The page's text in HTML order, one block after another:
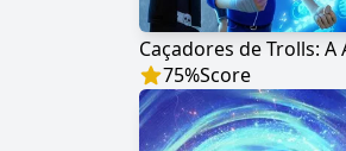
75%Score